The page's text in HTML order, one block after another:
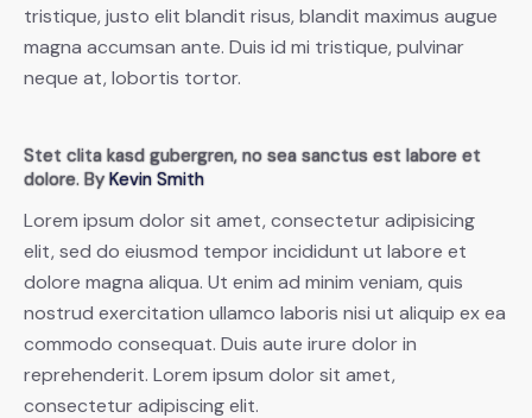
tristique, justo elit blandit risus, blandit maximus augue
magna accumsan ante. Duis id mi tristique, pulvinar
neque at, lobortis tortor.
Stet clita kasd gubergren, no sea sanctus est labore et
dolore. ByKevin Smith
Lorem ipsum dolor sit amet, consectetur adipisicing
elit, sed do eiusmod tempor incididunt ut labore et
dolore magna aliqua. Ut enim ad minim veniam, quis
nostrud exercitation ullamco laboris nisi ut aliquip ex ea
commodo consequat. Duis aute irure dolor in
reprehenderit. Lorem ipsum dolor sit amet,
consectetur adipiscing elit.